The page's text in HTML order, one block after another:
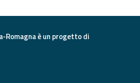
Romagna è un progetto di